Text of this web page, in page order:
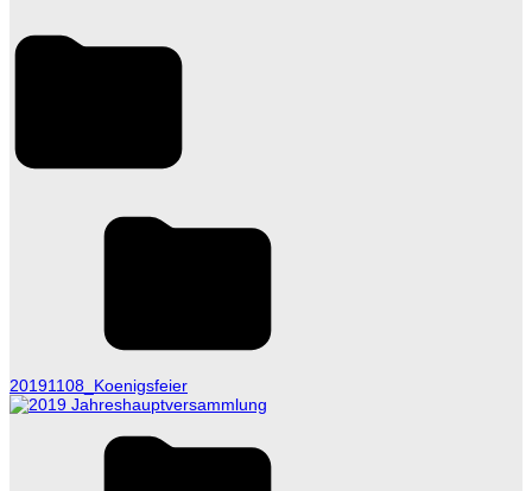
20191108_Koenigsfeier